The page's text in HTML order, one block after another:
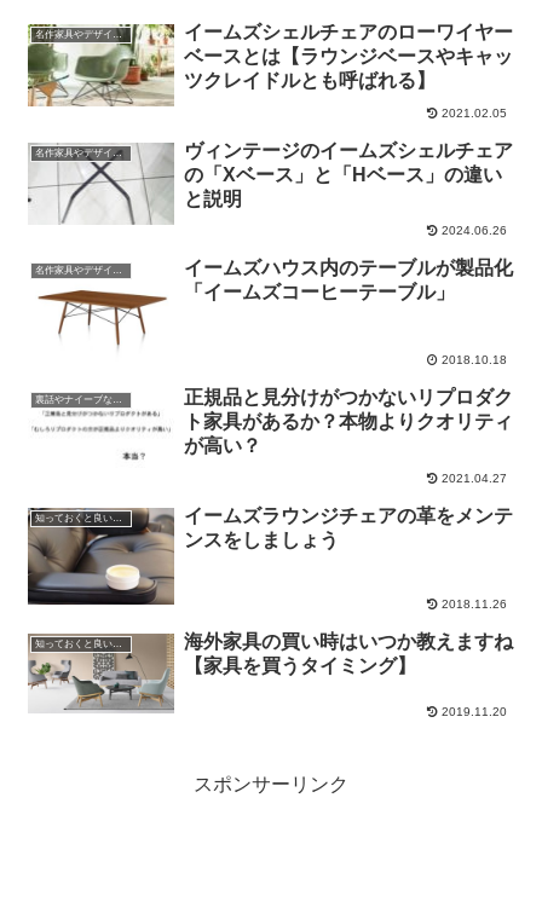
名作家具やデザインの話
イームズシェルチェアのローワイヤー
ベースとは【ラウンジベースやキャッ
ツクレイドルとも呼ばれる】
2021.02.05
名作家具やデザインの話
ヴィンテージのイームズシェルチェア
の「Xベース」と「Hベース」の違い
と説明
2024.06.26
名作家具やデザインの話
イームズハウス内のテーブルが製品化
「イームズコーヒーテーブル」
2018.10.18
裏話やナイーブな話題
正規品と見分けがつかないリプロダク
ト家具があるか？本物よりクオリティ
が高い？
2021.04.27
知っておくと良い知識や雑学
イームズラウンジチェアの革をメンテ
ンスをしましょう
2018.11.26
知っておくと良い知識や雑学
海外家具の買い時はいつか教えますね
【家具を買うタイミング】
2019.11.20
スポンサーリンク